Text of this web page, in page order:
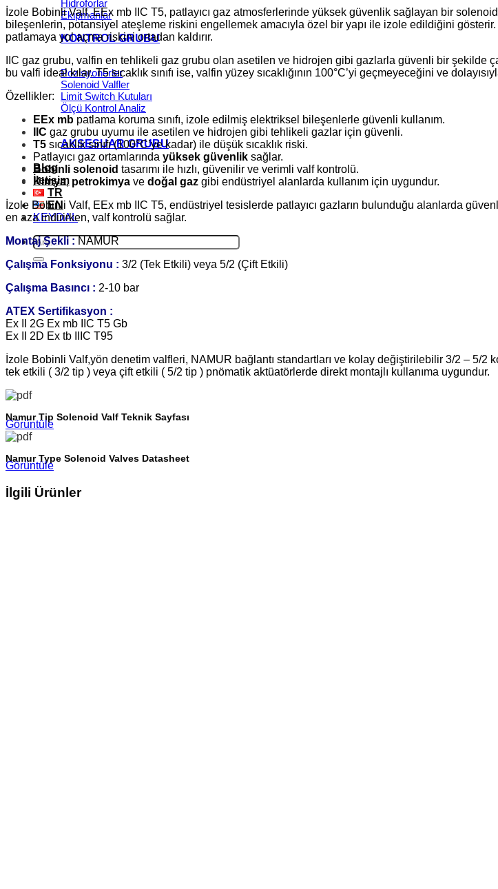
Hidroforlar
Ekipmanlar
KONTROL GRUBU
Pozisyonerler
Solenoid Valfler
Limit Switch Kutuları
Ölçü Kontrol Analiz
AKSESUAR GRUBU
Blog
İletişim
TR
EN
KEYDAL
Ara:
İzole Bobinli Valf, EEx mb IIC T5, patlayıcı gaz atmosferlerinde yüksek güvenlik sağlayan bir
bileşenlerin, potansiyel ateşleme riskini engellemek amacıyla özel bir yapı ile izole edildiğini
patlamaya yol açma riskini ortadan kaldırır.
IIC gaz grubu, valfin en tehlikeli gaz grubu olan asetilen ve hidrojen gibi gazlarla güvenli bir
bu valfi ideal kılar. T5 sıcaklık sınıfı ise, valfin yüzey sıcaklığının 100°C’yi geçmeyeceğini ve
Özellikler:
EEx mb patlama koruma sınıfı, izole edilmiş elektriksel bileşenlerle güvenli kullanım.
IIC gaz grubu uyumu ile asetilen ve hidrojen gibi tehlikeli gazlar için güvenli.
T5 sıcaklık sınıfı (100°C’ye kadar) ile düşük sıcaklık riski.
Patlayıcı gaz ortamlarında yüksek güvenlik sağlar.
Bobinli solenoid tasarımı ile hızlı, güvenilir ve verimli valf kontrolü.
Kimya, petrokimya ve doğal gaz gibi endüstriyel alanlarda kullanım için uygundur.
İzole Bobinli Valf, EEx mb IIC T5, endüstriyel tesislerde patlayıcı gazların bulunduğu alanlarda
en aza indirirken, valf kontrolü sağlar.
Montaj Şekli : NAMUR
Çalışma Fonksiyonu : 3/2 (Tek Etkili) veya 5/2 (Çift Etkili)
Çalışma Basıncı : 2-10 bar
ATEX Sertifikasyon :
Ex II 2G Ex mb IIC T5 Gb
Ex II 2D Ex tb IIIC T95
İzole Bobinli Valf,yön denetim valfleri, NAMUR bağlantı standartları ve kolay değiştirilebilir 3/2 – 5/2
tek etkili ( 3/2 tip ) veya çift etkili ( 5/2 tip ) pnömatik aktüatörlerde direkt montajlı kullanıma uygundur.
Namur Tip Solenoid Valf Teknik Sayfası
Görüntüle
Namur Type Solenoid Valves Datasheet
Görüntüle
İlgili Ürünler